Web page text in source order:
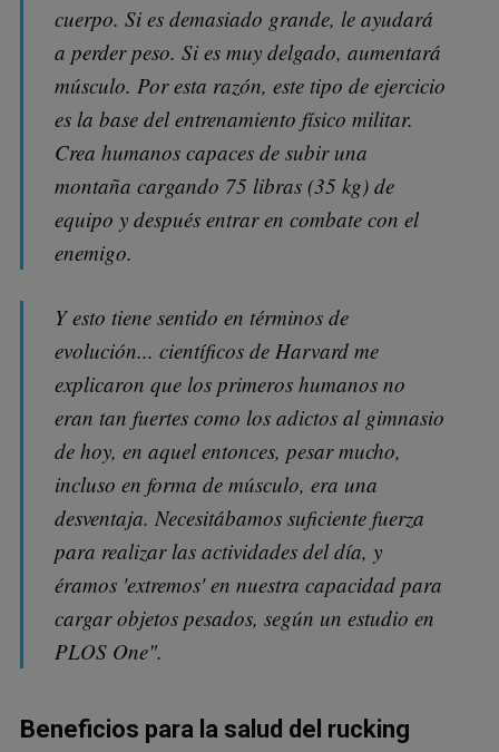
cuerpo. Si es demasiado grande, le ayudará
a perder peso. Si es muy delgado, aumentará
músculo. Por esta razón, este tipo de ejercicio
es la base del entrenamiento físico militar.
Crea humanos capaces de subir una
montaña cargando 75 libras (35 kg) de
equipo y después entrar en combate con el
enemigo.
Y esto tiene sentido en términos de
evolución... científicos de Harvard me
explicaron que los primeros humanos no
eran tan fuertes como los adictos al gimnasio
de hoy, en aquel entonces, pesar mucho,
incluso en forma de músculo, era una
desventaja. Necesitábamos suficiente fuerza
para realizar las actividades del día, y
éramos 'extremos' en nuestra capacidad para
cargar objetos pesados, según un estudio en
PLOS One".
Beneficios para la salud del rucking